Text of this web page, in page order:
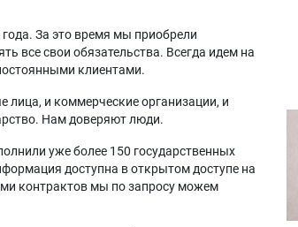
За это время мы приобрели
все свои обязательства. Всегда идем на
клиентами.
и коммерческие организации, и
Нам доверяют люди.
уже более 150 государственных
доступна в открытом доступе на
контрактов мы по запросу можем